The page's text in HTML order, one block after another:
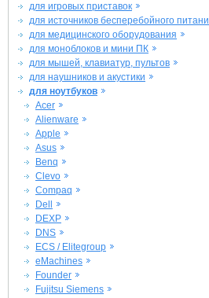
для игровых приставок
для источников бесперебойного
для медицинского оборудования
для моноблоков и мини ПК
для мышей, клавиатур, пультов
для наушников и акустики
для ноутбуков
Acer
Alienware
Apple
Asus
Benq
Clevo
Compaq
Dell
DEXP
DNS
ECS / Elitegroup
eMachines
Founder
Fujitsu Siemens